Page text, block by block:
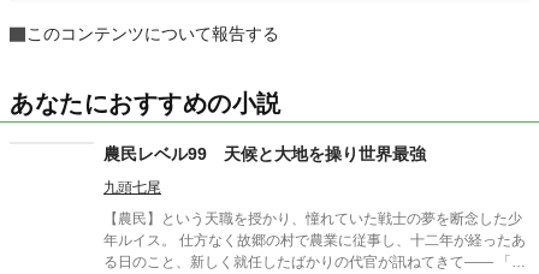
このコンテンツについて報告する
あなたにおすすめの小説
農民レベル99 天候と大地を操り世界最強
九頭七尾
【農民】という天職を授かり、憧れていた戦士の夢を断念した少
年ルイス。 仕方なく故郷の村で農業に従事し、十二年が経ったあ
る日のこと、新しく就任したばかりの代官が訊ねてきて―― 「何